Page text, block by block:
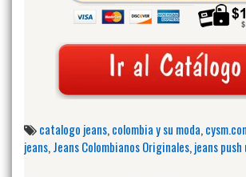
catalogo jeans,colombia y su moda,
jeans,Jeans Colombianos Originales,jeans push